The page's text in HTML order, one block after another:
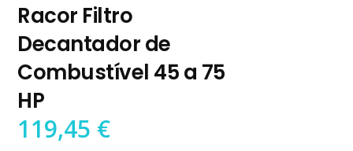
Racor Filtro
Decantador de
Combustível 45 a 75
HP
119,45 €